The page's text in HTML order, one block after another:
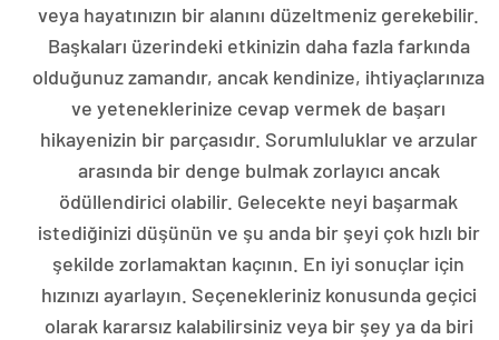
veya hayatınızın bir alanını düzeltmeniz gerekebilir.
Başkaları üzerindeki etkinizin daha fazla farkında
olduğunuz zamandır, ancak kendinize, ihtiyaçlarınıza
ve yeteneklerinize cevap vermek de başarı
hikayenizin bir parçasıdır. Sorumluluklar ve arzular
arasında bir denge bulmak zorlayıcı ancak
ödüllendirici olabilir. Gelecekte neyi başarmak
istediğinizi düşünün ve şu anda bir şeyi çok hızlı bir
şekilde zorlamaktan kaçının. En iyi sonuçlar için
hızınızı ayarlayın. Seçenekleriniz konusunda geçici
olarak kararsız kalabilirsiniz veya bir şey ya da biri